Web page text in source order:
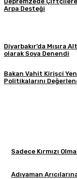
Arpa Desteği
Diyarbakır’da Mısıra
olarak Soya Denendi
Bakan Vahit Kirişci
Politikalarını
Sadece Kırmızı
Adıyaman